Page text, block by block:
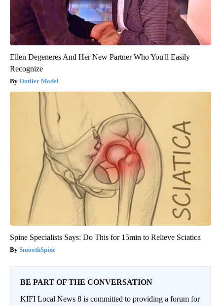
Ellen Degeneres And Her New Partner Who You'll Easily
Recognize
Outlier Model
Spine Specialists Says: Do This for 15min to Relieve Sciatica
SmoothSpine
BE PART OF THE CONVERSATION
KIFI Local News 8 is committed to providing a forum for